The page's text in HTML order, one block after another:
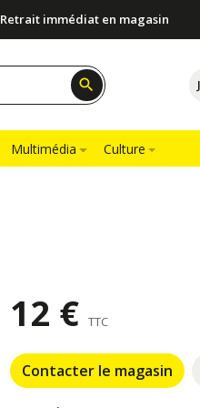
Retrait immédiat en magasin
search
Multimédia Culture
12 € TTC
Contacter le magasin